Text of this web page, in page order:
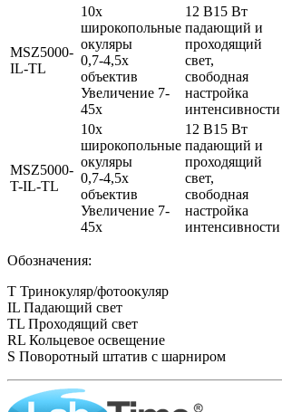
MSZ5000-
IL-TL
10x
широкопольные
окуляры
0,7-4,5x
объектив
Увеличение 7-
45x
12 В15 Вт
падающий и
проходящий
свет,
свободная
настройка
интенсивности
MSZ5000-
T-IL-TL
10x
широкопольные
окуляры
0,7-4,5x
объектив
Увеличение 7-
45x
12 В15 Вт
падающий и
проходящий
свет,
свободная
настройка
интенсивности
Обозначения:
T Тринокуляр/фотоокуляр
IL Падающий свет
TL Проходящий свет
RL Кольцевое освещение
S Поворотный штатив с шарниром